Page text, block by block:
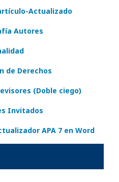
Actualizado
Autores
de Derechos
(Doble ciego)
Invitados
APA 7 en Word